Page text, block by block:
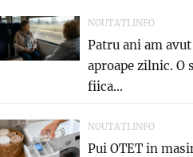
NOUTATI.INFO
Patru ani am
aproape zilnic. O
fiica...
NOUTATI.INFO
Pui OTET in